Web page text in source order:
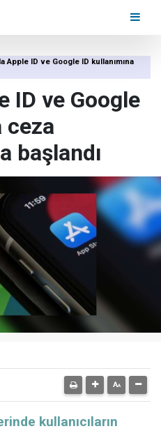
Apple ID ve Google ID kullanımına
ID ve Google
ceza
başlandı
kullanıcıların